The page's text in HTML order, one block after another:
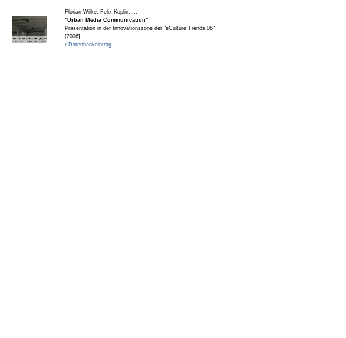
Florian Wilke, Felix Koplin, ...
"Urban Media Communication"
Präsentation in der Innovationszone der "eCulture Trends 06"
[2006]
› Datenbankeintrag